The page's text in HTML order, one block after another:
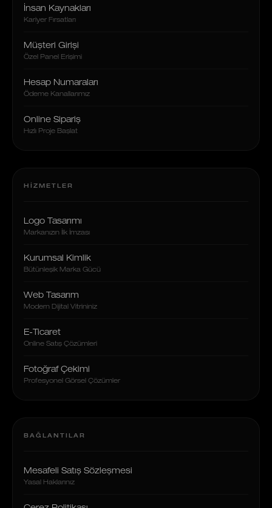
İnsan Kaynakları
Kariyer Fırsatları
Müşteri Girişi
Özel Panel Erişimi
Hesap Numaraları
Ödeme Kanallarımız
Online Sipariş
Hızlı Proje Başlat
HIZMETLER
Logo Tasarımı
Markanızın İlk İmzası
Kurumsal Kimlik
Bütünleşik Marka Gücü
Web Tasarım
Modern Dijital Vitrininiz
E-Ticaret
Online Satış Çözümleri
Fotoğraf Çekimi
Profesyonel Görsel Çözümler
BAĞLANTILAR
Mesafeli Satış Sözleşmesi
Yasal Haklarınız